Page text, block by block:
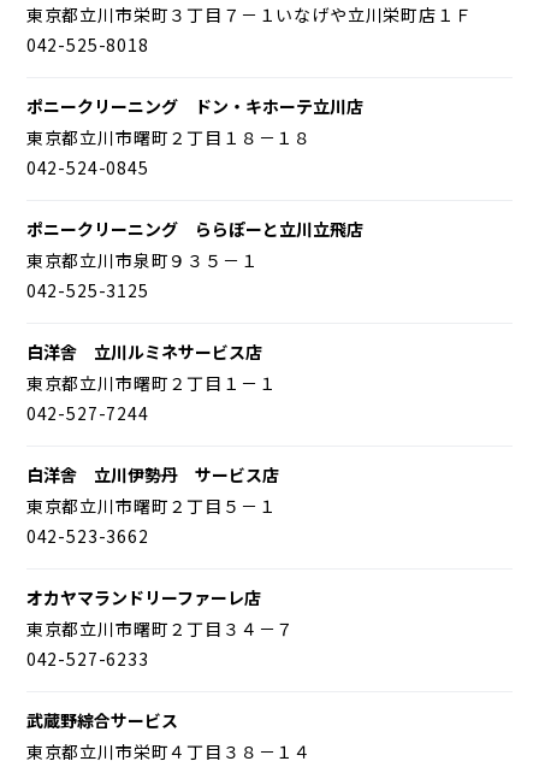
東京都立川市栄町３丁目７－１いなげや立川栄町店１Ｆ
042-525-8018
ポニークリーニング ドン・キホーテ立川店
東京都立川市曙町２丁目１８－１８
042-524-0845
ポニークリーニング ららぽーと立川立飛店
東京都立川市泉町９３５－１
042-525-3125
白洋舎 立川ルミネサービス店
東京都立川市曙町２丁目１－１
042-527-7244
白洋舎 立川伊勢丹 サービス店
東京都立川市曙町２丁目５－１
042-523-3662
オカヤマランドリーファーレ店
東京都立川市曙町２丁目３４－７
042-527-6233
武蔵野綜合サービス
東京都立川市栄町４丁目３８－１４